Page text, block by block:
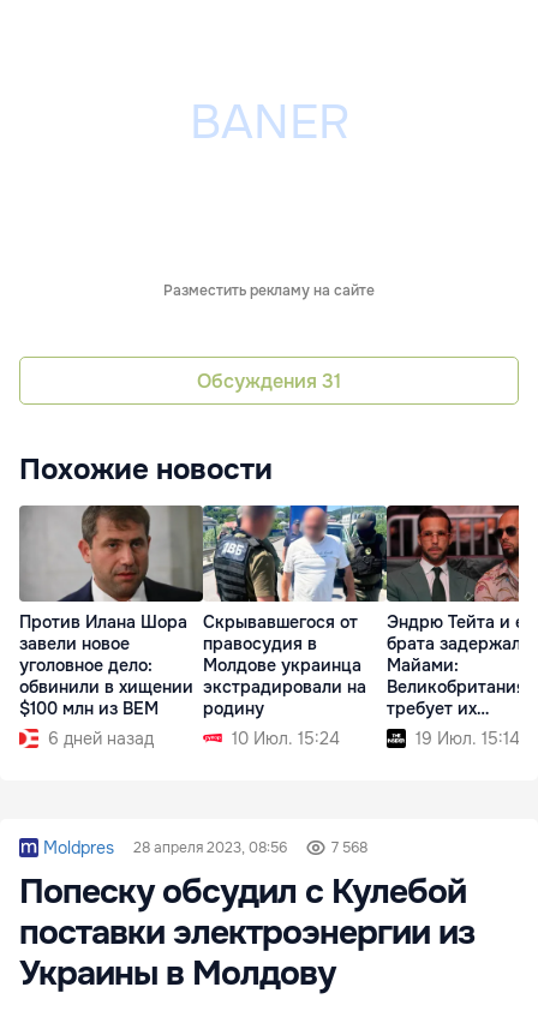
Разместить рекламу на сайте
Обсуждения 31
Похожие новости
Против Илана Шора
завели новое
уголовное дело:
обвинили в хищении
$100 млн из BEM
6 дней назад
Скрывавшегося от
правосудия в
Молдове украинца
экстрадировали на
родину
10 Июл. 15:24
Эндрю Тейта и
брата задержали
Майами:
Великобритания
требует их
экстрадиции
19 Июл. 15:14
Moldpres 28 апреля 2023, 08:56 7 568
Попеску обсудил с Кулебой
поставки электроэнергии из
Украины в Молдову